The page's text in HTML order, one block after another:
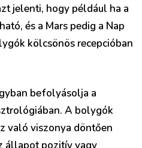
jelenti, hogy például ha a
és a Mars pedig a Nap
kölcsönös recepcióban
befolyásolja a
A bolygók
való viszonya döntően